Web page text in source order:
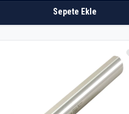
Sepete Ekle